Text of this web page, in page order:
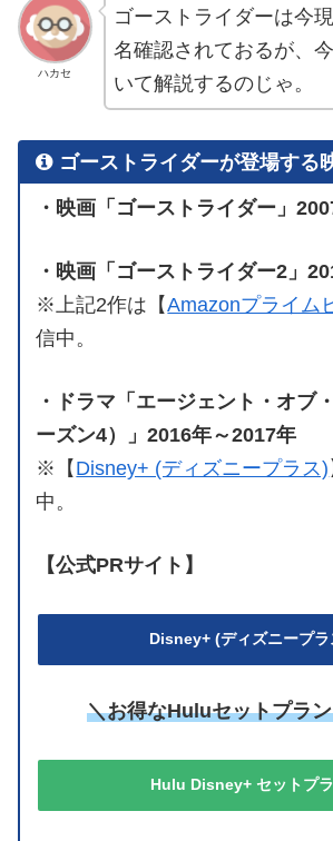
ハカセ
ゴーストライダーは今
名確認されておるが、
いて解説するのじゃ。
ゴーストライダーが登場する
・映画「ゴーストライダー」
・映画「ゴーストライダー2」
※上記2作は【Amazonプライム
信中。
・ドラマ「エージェント・オブ
ーズン4）」2016年～2017年
※【 Disney+ (ディズニープラス)
中。
【公式PRサイト】
Disney+ (ディズニープラ
＼お得なHuluセットプラ
Hulu Disney+ セットプ